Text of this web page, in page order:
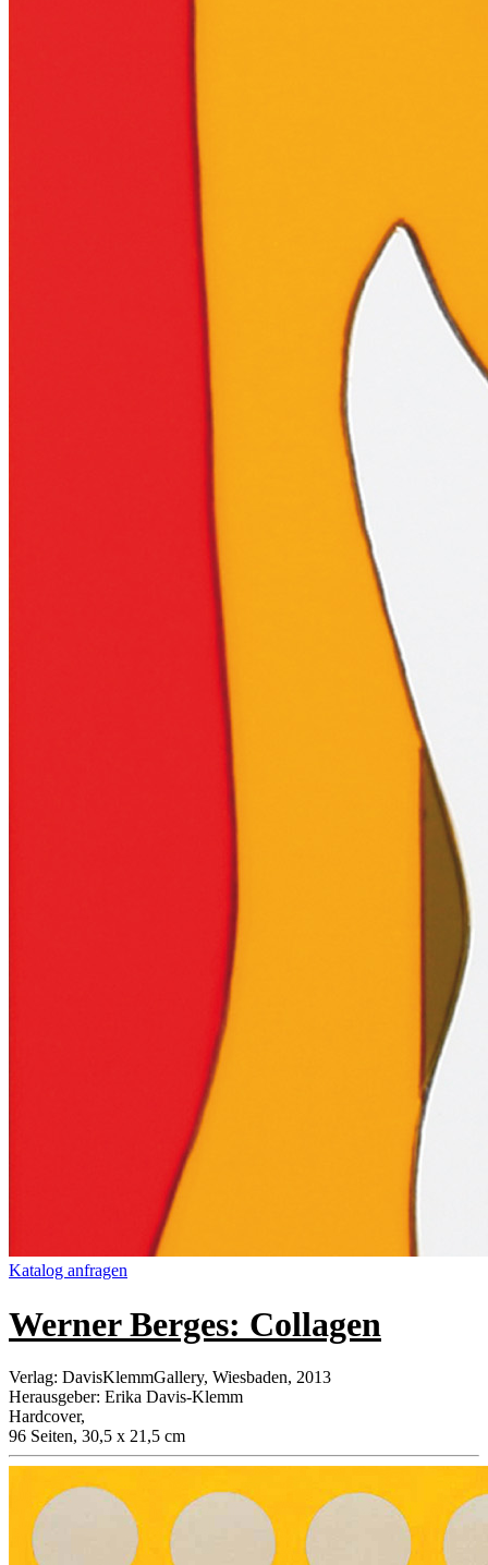
Katalog anfragen
Werner Berges: Collagen
Verlag: DavisKlemmGallery, Wiesbaden, 2013
Herausgeber: Erika Davis-Klemm
Hardcover,
96 Seiten, 30,5 x 21,5 cm